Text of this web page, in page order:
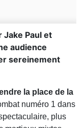
Jake Paul et
audience
sereinement
la place de la
numéro 1 dans
plus